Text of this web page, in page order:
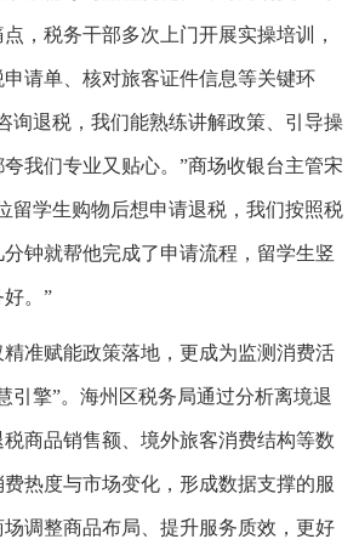
，税务干部多次上门开展实操培训，
请单、核对旅客证件信息等关键环
询退税，我们能熟练讲解政策、引导操
我们专业又贴心。”商场收银台主管宋
留学生购物后想申请退税，我们按照税
钟就帮他完成了申请流程，留学生竖
。”
准赋能政策落地，更成为监测消费活
引擎”。海州区税务局通过分析离境退
商品销售额、境外旅客消费结构等数
热度与市场变化，形成数据支撑的服
调整商品布局、提升服务质效，更好